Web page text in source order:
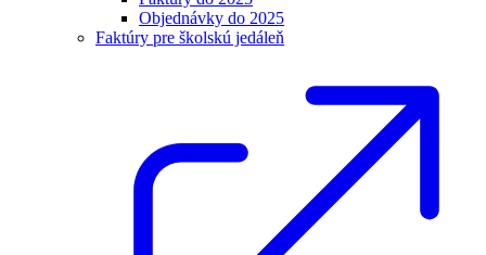
Objednávky do 2025
Faktúry pre školskú jedáleň